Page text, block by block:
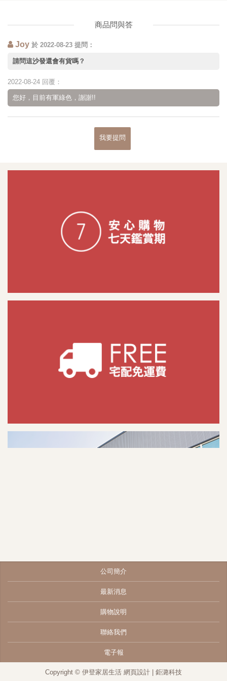
商品問與答
Joy 於 2022-08-23 提問：
請問這沙發還會有貨嗎？
2022-08-24 回覆：
您好，目前有軍綠色，謝謝!!
我要提問
公司簡介
最新消息
購物說明
聯絡我們
電子報
Copyright © 伊登家居生活 網頁設計 | 鉅潞科技